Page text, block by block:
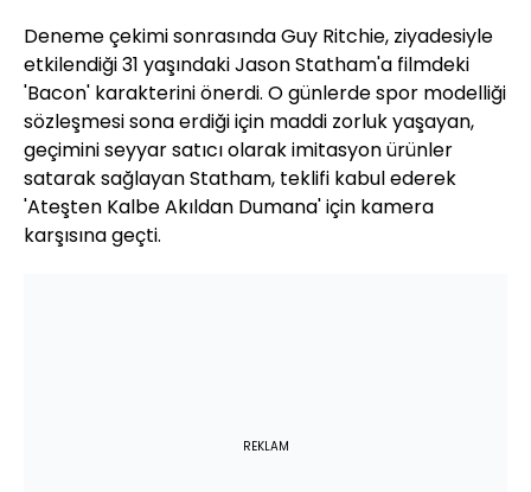
Deneme çekimi sonrasındaGuy Ritchie, ziyadesiyle
etkilendiği 31 yaşındakiJasonStatham'a filmdeki
'Bacon' karakterini önerdi. O günlerde spor modelliği
sözleşmesi sona erdiği için maddi zorluk yaşayan,
geçimini seyyar satıcı olarak imitasyon ürünler
satarak sağlayanStatham, teklifi kabul ederek
'Ateşten Kalbe Akıldan Dumana' için kamera
karşısına geçti.
REKLAM